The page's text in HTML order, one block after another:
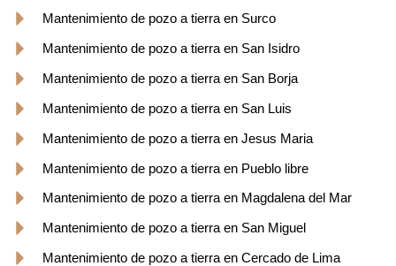
Mantenimiento de pozo a tierra en Surco
Mantenimiento de pozo a tierra en San Isidro
Mantenimiento de pozo a tierra en San Borja
Mantenimiento de pozo a tierra en San Luis
Mantenimiento de pozo a tierra en Jesus Maria
Mantenimiento de pozo a tierra en Pueblo libre
Mantenimiento de pozo a tierra en Magdalena del Mar
Mantenimiento de pozo a tierra en San Miguel
Mantenimiento de pozo a tierra en Cercado de Lima